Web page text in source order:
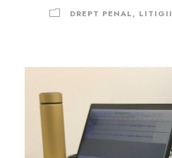
DREPT PENAL, LITIGII